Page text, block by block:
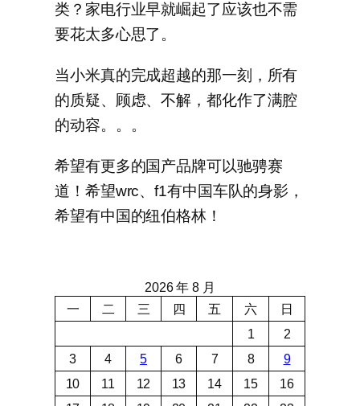
类？家电行业早就崛起了应该也不需
要花太多心思了。
当小米真的完成超越的那一刻，所有
的质疑、顾虑、不解，都化作了满腔
的动容。。。
希望有更多的国产品牌可以驰骋赛
道！希望wrc、f1有中国车队的身影，
希望有中国的纽伯格林！
2026 年 8 月
一
二 三 四 五 六
日
1
2
3
4 5 6 7 8
9
10
11 12 13 14 15
16